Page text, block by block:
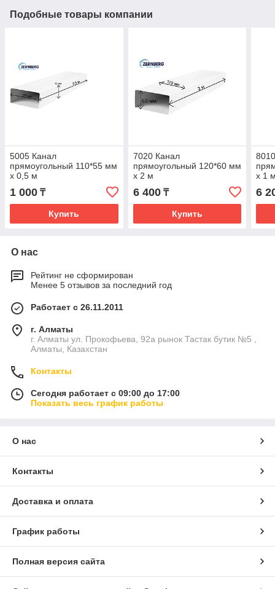
Подобные товары компании
5005 Канал
прямоугольный 110*55 мм
х 0,5 м
1 000 ₸
Купить
7020 Канал
прямоугольный 120*60 мм
х 2 м
6 400₸
Купить
х 1
6
О нас
Рейтинг не сформирован
Менее 5 отзывов за последний год
Работает с 26.11.2011
г. Алматы
г. Алматы ул. Прокофьева, 92а рынок Тастак бутик №5 ,
Алматы, Казахстан
Контакты
Сегодня работает с 09:00 до 17:00
Показать весь график работы
О нас
Контакты
Доставка и оплата
График работы
Полная версия сайта